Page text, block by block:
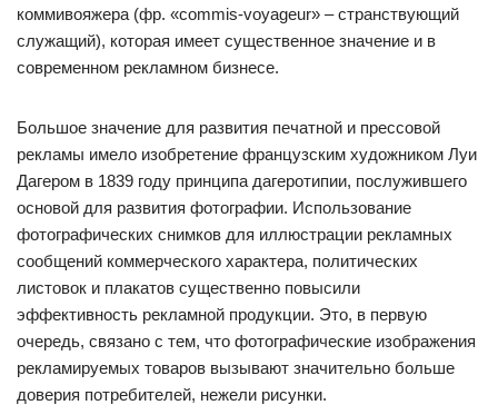
коммивояжера (фр. «commis-voyageur» – странствующий
служащий), которая имеет существенное значение и в
современном рекламном бизнесе.
Большое значение для развития печатной и прессовой
рекламы имело изобретение французским художником Луи
Дагером в 1839 году принципа дагеротипии, послужившего
основой для развития фотографии. Использование
фотографических снимков для иллюстрации рекламных
сообщений коммерческого характера, политических
листовок и плакатов существенно повысили
эффективность рекламной продукции. Это, в первую
очередь, связано с тем, что фотографические изображения
рекламируемых товаров вызывают значительно больше
доверия потребителей, нежели рисунки.